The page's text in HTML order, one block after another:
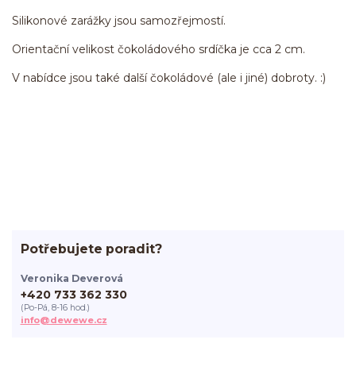
Silikonové zarážky jsou samozřejmostí.
Orientační velikost čokoládového srdíčka je cca 2 cm.
V nabídce jsou také další čokoládové (ale i jiné) dobroty. :)
Potřebujete poradit?
Veronika Deverová
+420 733 362 330
(Po-Pá, 8-16 hod.)
info@dewewe.cz